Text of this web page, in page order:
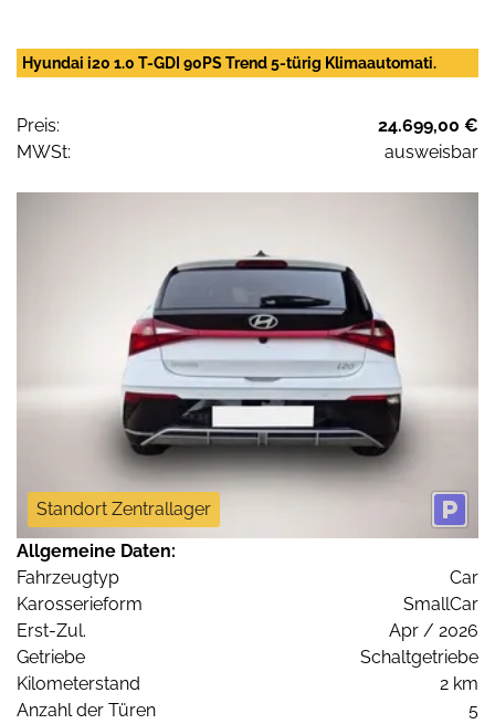
Hyundai i20 1.0 T-GDI 90PS Trend 5-türig Klimaautomati.
Preis:
24.699,00 €
MWSt:
ausweisbar
Standort Zentrallager
Allgemeine Daten:
Fahrzeugtyp
Car
Karosserieform
SmallCar
Erst-Zul.
Apr / 2026
Getriebe
Schaltgetriebe
Kilometerstand
2 km
Anzahl der Türen
5